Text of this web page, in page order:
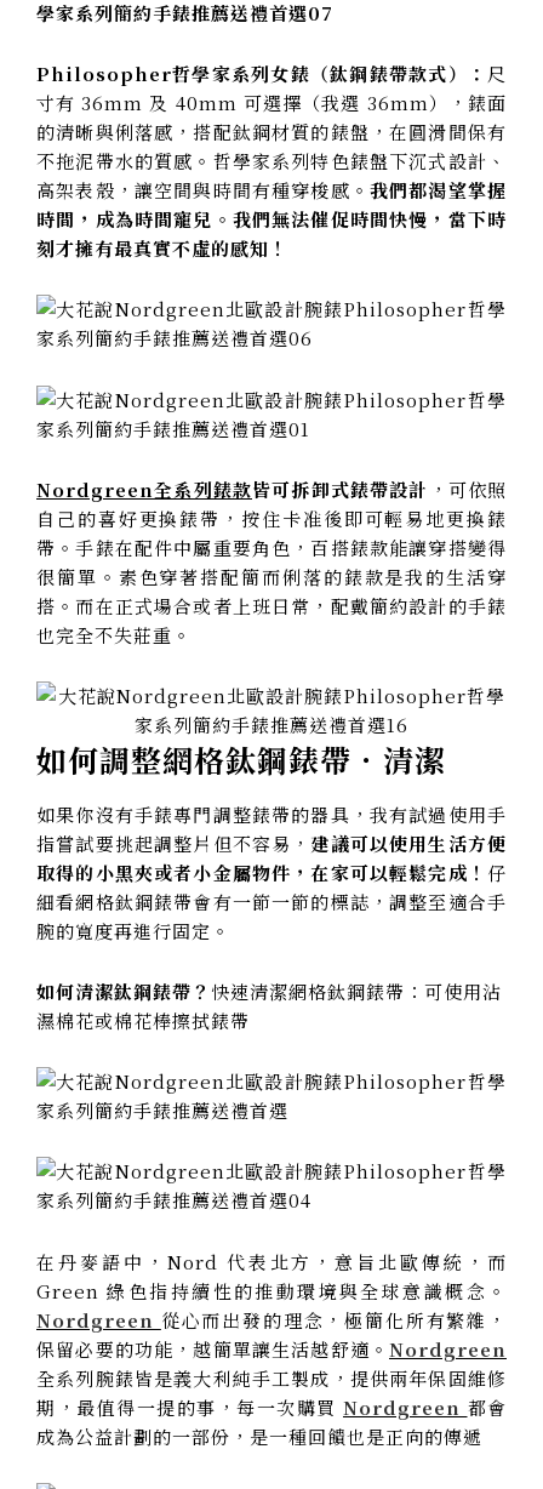
Philosopher哲學家系列女錶（鈦鋼錶帶款式）： 尺
寸有 36mm 及 40mm 可選擇（我選 36mm），錶面
的清晰與俐落感，搭配鈦鋼材質的錶盤，在圓滑間保有
不拖泥帶水的質感。哲學家系列特色錶盤下沉式設計、
高架表殼，讓空間與時間有種穿梭感。 我們都渴望掌握
時間， 成為時間寵兒。我們無法催促時間快慢，當下時
刻才擁有最真實不虛的感知！
Nordgreen全系列錶款皆可拆卸式錶帶設計 ，可依照
自己的喜好更換錶帶，按住卡准後即可輕易地更換錶
帶。手錶在配件中屬重要角色，百搭錶款能讓穿搭變得
很簡單。素色穿著搭配簡而俐落的錶款是我的生活穿
搭。而在正式場合或者上班日常，配戴簡約設計的手錶
也完全不失莊重。
如何調整網格鈦鋼錶帶．清潔
如果你沒有手錶專門調整錶帶的器具，我有試過使用手
指嘗試要挑起調整片但不容易， 建議可以使用生活方便
取得的小黑夾或者小金屬物件，在家可以輕鬆完成！ 仔
細看網格鈦鋼錶帶會有一節一節的標誌，調整至適合手
腕的寬度再進行固定。
如何清潔鈦鋼錶帶？ 快速清潔網格鈦鋼錶帶：可使用沾
濕棉花或棉花棒擦拭錶帶
在丹麥語中，Nord 代表北方，意旨北歐傳統，而
Green 綠色指持續性的推動環境與全球意識概念。
Nordgreen 從心而出發的理念，極簡化所有繁雜，
保留必要的功能，越簡單讓生活越舒適。 Nordgreen
全系列腕錶皆是義大利純手工製成，提供兩年保固維修
期，最值得一提的事，每一次購買 Nordgreen 都會
成為公益計劃的一部份，是一種回饋也是正向的傳遞